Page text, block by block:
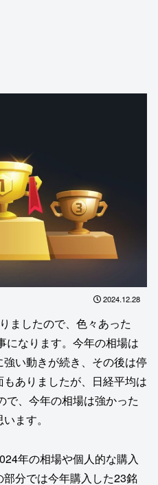
2024.12.28
ましたので、色々あった
になります。今年の相場は
い動きが続き、その後は停
ありましたが、日経平均は
で、今年の相場は強かった
ます。
年の相場や個人的な購入
分では今年購入した23銘